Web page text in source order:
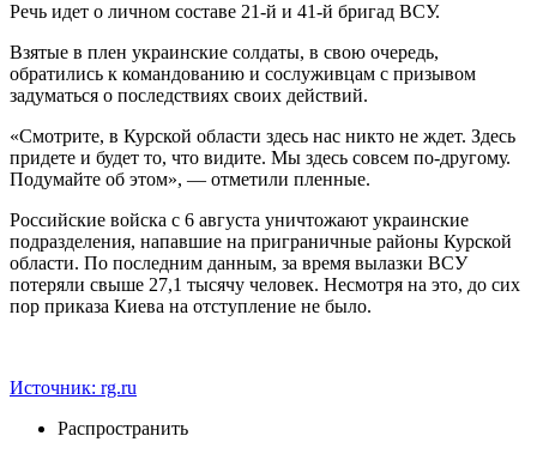
Речь идет о личном составе 21-й и 41-й бригад ВСУ.
Взятые в плен украинские солдаты, в свою очередь,
обратились к командованию и сослуживцам с призывом
задуматься о последствиях своих действий.
«Смотрите, в Курской области здесь нас никто не ждет. Здесь
придете и будет то, что видите. Мы здесь совсем по-другому.
Подумайте об этом», — отметили пленные.
Российские войска с 6 августа уничтожают украинские
подразделения, напавшие на приграничные районы Курской
области. По последним данным, за время вылазки ВСУ
потеряли свыше 27,1 тысячу человек. Несмотря на это, до сих
пор приказа Киева на отступление не было.
Источник: rg.ru
Распространить